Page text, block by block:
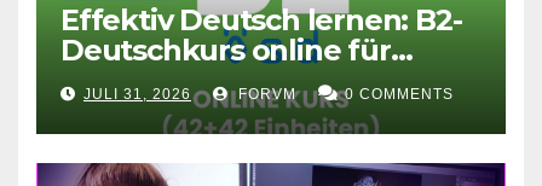
Effektiv Deutsch lernen: B2-
Deutschkurs online für
Fortgeschrittene
JULI 31, 2026 FORVM 0 COMMENTS